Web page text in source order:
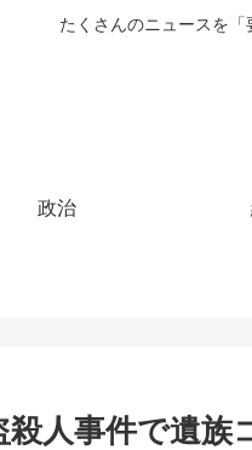
たくさんのニュースを
政治
人事件で遺族